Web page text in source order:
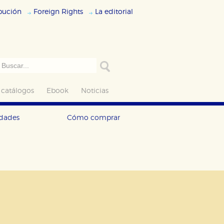
Foreign Rights La editorial
catálogos Ebook Noticias
Cómo comprar
nuestro sistema. Es posible
funcionar correctamente.